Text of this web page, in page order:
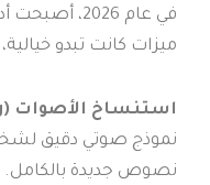
في عام 2026،
ميزات كانت تبدو خيالية،
استنساخ الأصوات (Voice Cloning):
نموذج صوتي دقيق لشخص
نصوص جديدة بالكامل.